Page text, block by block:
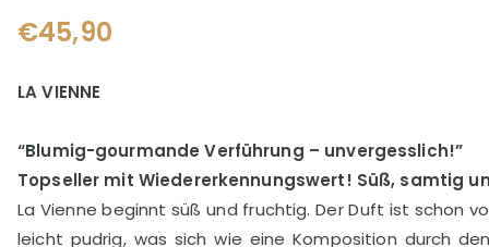
€45,90
LA VIENNE
“Blumig-gourmande Verführung – unvergesslich!”
Topseller mit Wiedererkennungswert! Süß, samtig
La Vienne beginnt süß und fruchtig. Der Duft ist schon
leicht pudrig, was sich wie eine Komposition durch